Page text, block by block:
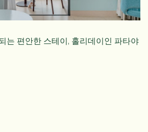
는 편안한 스테이, 홀리데이인 파타야